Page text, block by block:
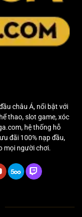
châu Á, nổi bật với
thao, slot game, xóc
hệ thống hỗ
đãi 100% nạp đầu,
mọi người chơi.